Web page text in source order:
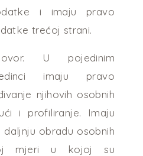
i imaju pravo
trećoj strani.
U pojedinim
imaju pravo
njihovih osobnih
i profiliranje. Imaju
obradu osobnih
mjeri u kojoj su